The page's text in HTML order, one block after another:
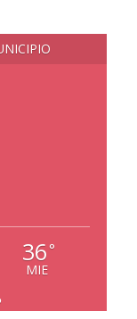
36°
MIE